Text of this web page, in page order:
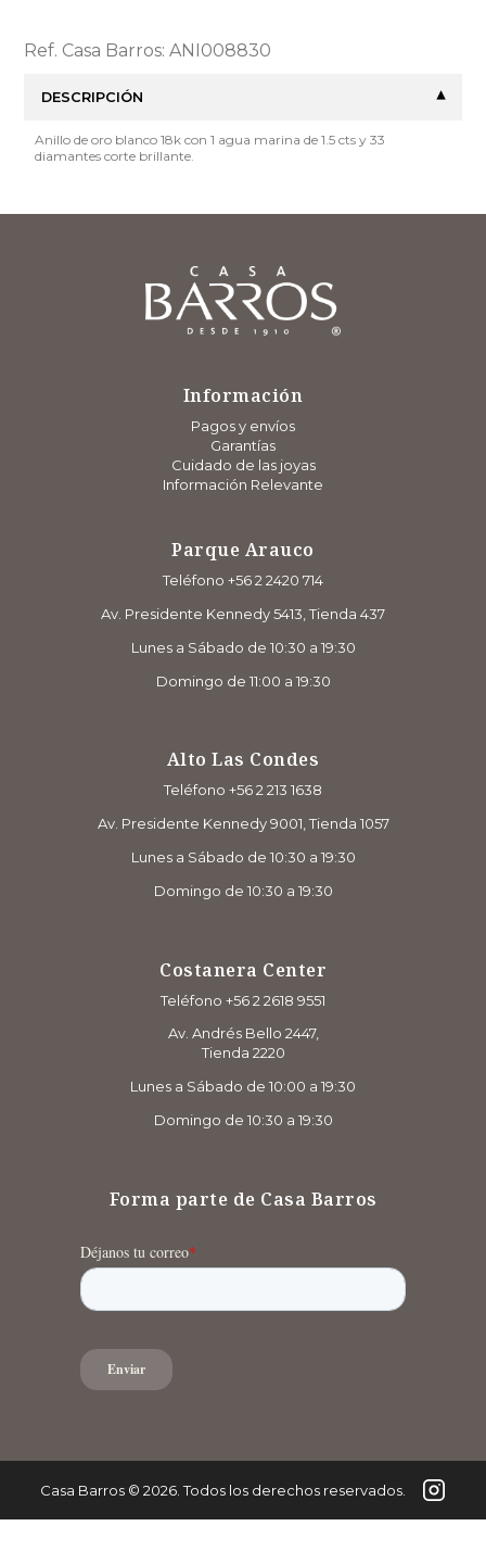
Ref. Casa Barros: ANI008830
DESCRIPCIÓN
Anillo de oro blanco 18k con 1 agua marina de 1.5 cts y 33
diamantes corte brillante.
Información
Pagos y envíos
Garantías
Cuidado de las joyas
Información Relevante
Parque Arauco
Teléfono +56 2 2420 714
Av. Presidente Kennedy 5413, Tienda 437
Lunes a Sábado de 10:30 a 19:30
Domingo de 11:00 a 19:30
Alto Las Condes
Teléfono +56 2 213 1638
Av. Presidente Kennedy 9001, Tienda 1057
Lunes a Sábado de 10:30 a 19:30
Domingo de 10:30 a 19:30
Costanera Center
Teléfono +56 2 2618 9551
Av. Andrés Bello 2447,
Tienda 2220
Lunes a Sábado de 10:00 a 19:30
Domingo de 10:30 a 19:30
Forma parte de Casa Barros
Casa Barros© 2026. Todos los derechos reservados.